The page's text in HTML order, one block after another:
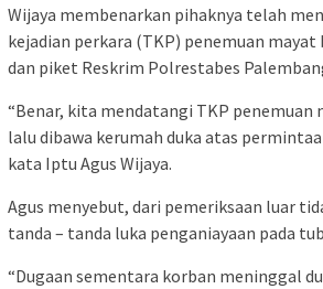
Wijaya membenarkan pihaknya telah
kejadian perkara (TKP) penemuan mayat
dan piket Reskrim Polrestabes
“Benar, kita mendatangi TKP penemuan
lalu dibawa kerumah duka atas
kata Iptu Agus Wijaya.
Agus menyebut, dari pemeriksaan luar
tanda – tanda luka penganiayaan pada
“Dugaan sementara korban meninggal